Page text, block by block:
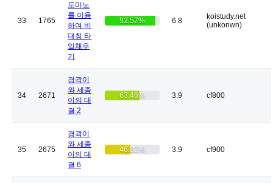
33 1765
도미노
를 이용
하여 비
대칭 타
일채우
기
92.57% 6.8
koistudy.net
(unkonwn)
34 2671
경곽이
와 세종
이의 대
결 2
63.46% 3.9 cf800
35 2675
경곽이
와 세종
이의 대
결 6
46.83% 3.9 cf900